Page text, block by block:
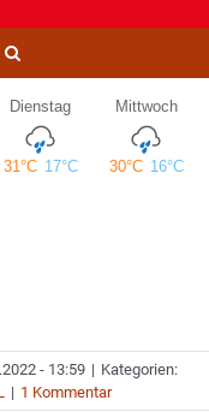
- 13:59 | Kategorien:
| 1 Kommentar